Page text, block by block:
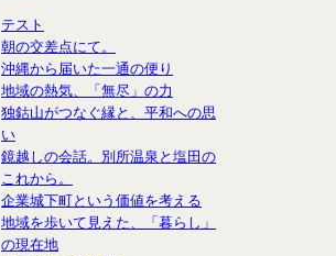
テスト
朝の交差点にて。
沖縄から届いた一通の便り
地域の熱気、「無尽」の力
独鈷山がつなぐ縁と、平和への思
い
鏡越しの会話。別所温泉と塩田の
これから。
企業城下町という価値を考える
地域を歩いて見えた、「暮らし」
の現在地